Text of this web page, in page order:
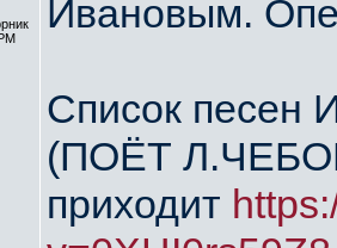
Ивановым.
Список песен
(ПОЁТ
приходит